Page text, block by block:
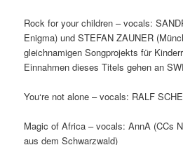
Rock for your children – vocals:
Enigma) und STEFAN ZAUNER
gleichnamigen Songprojekts für
Einnahmen dieses Titels gehen an
You‘re not alone – vocals: RALF
Magic of Africa – vocals: AnnA (CCs
aus dem Schwarzwald)